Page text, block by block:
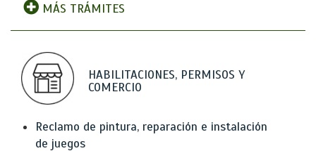
MÁS TRÁMITES
HABILITACIONES, PERMISOS Y
COMERCIO
Reclamo de pintura, reparación e instalación
de juegos